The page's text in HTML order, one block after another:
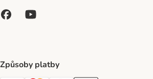
Způsoby platby